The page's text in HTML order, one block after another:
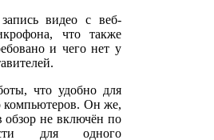
видео с веб-
что также
и чего нет у
что удобно для
компьютеров. Он же,
обзор не включён по
для одного